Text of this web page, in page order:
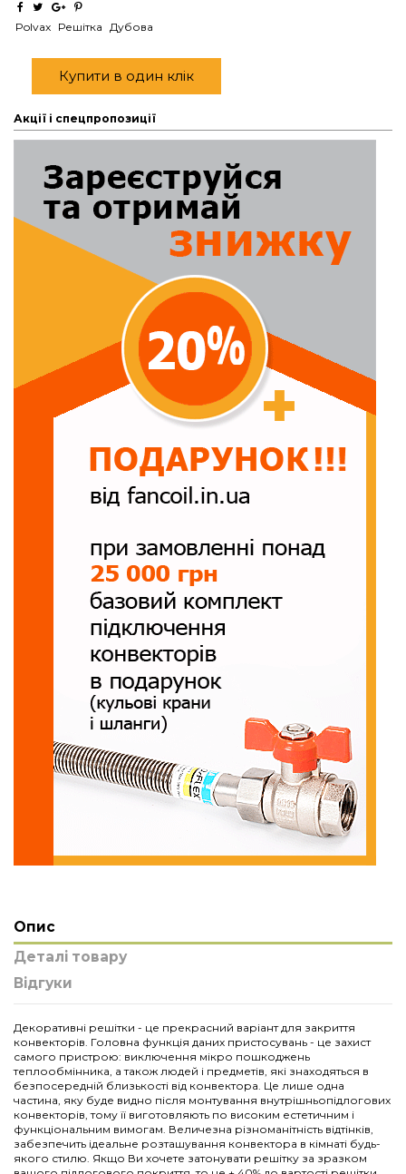
Polvax Решітка Дубова
Купити в один клік
Акції і спецпропозиції
Опис
Деталі товару
Відгуки
Декоративні решітки - це прекрасний варіант для закриття
конвекторів. Головна функція даних пристосувань - це захист
самого пристрою: виключення мікро пошкоджень
теплообмінника, а також людей і предметів, які знаходяться в
безпосередній близькості від конвектора. Це лише одна
частина, яку буде видно після монтування внутрішньопідлогових
конвекторів, тому її виготовляють по високим естетичним і
функціональним вимогам. Величезна різноманітність відтінків,
забезпечить ідеальне розташування конвектора в кімнаті будь-
якого стилю. Якщо Ви хочете затонувати решітку за зразком